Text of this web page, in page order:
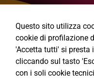
Viaggi e Vacanze
Questo sito utilizza
cookie di profilazione
'Accetta tutti' si presta
cliccando sul tasto
con i soli cookie